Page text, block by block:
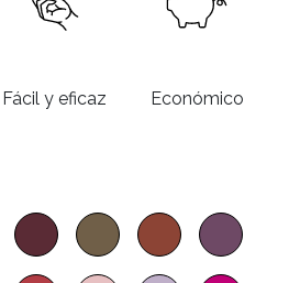
Fácil y eficaz Económico